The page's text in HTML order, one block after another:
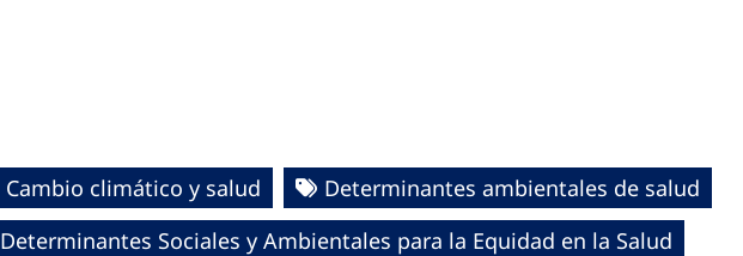
Cambio climático y salud
Determinantes ambientales de salud
Determinantes Sociales y Ambientales para la Equidad en la Salud